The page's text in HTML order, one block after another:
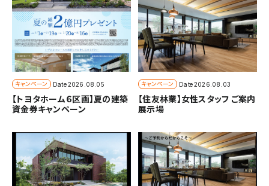
キャンペーン Date2026.08.05
【トヨタホーム６区画】夏の建築
資金券キャンペーン
キャンペーン Date2026.08.03
【住友林業】女性スタッフ ご案内
展示場